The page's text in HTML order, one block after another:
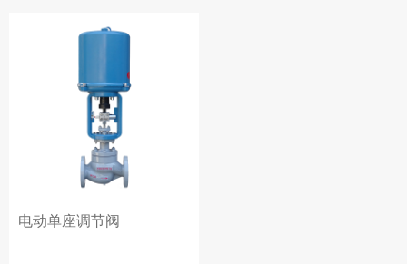
电动单座调节阀